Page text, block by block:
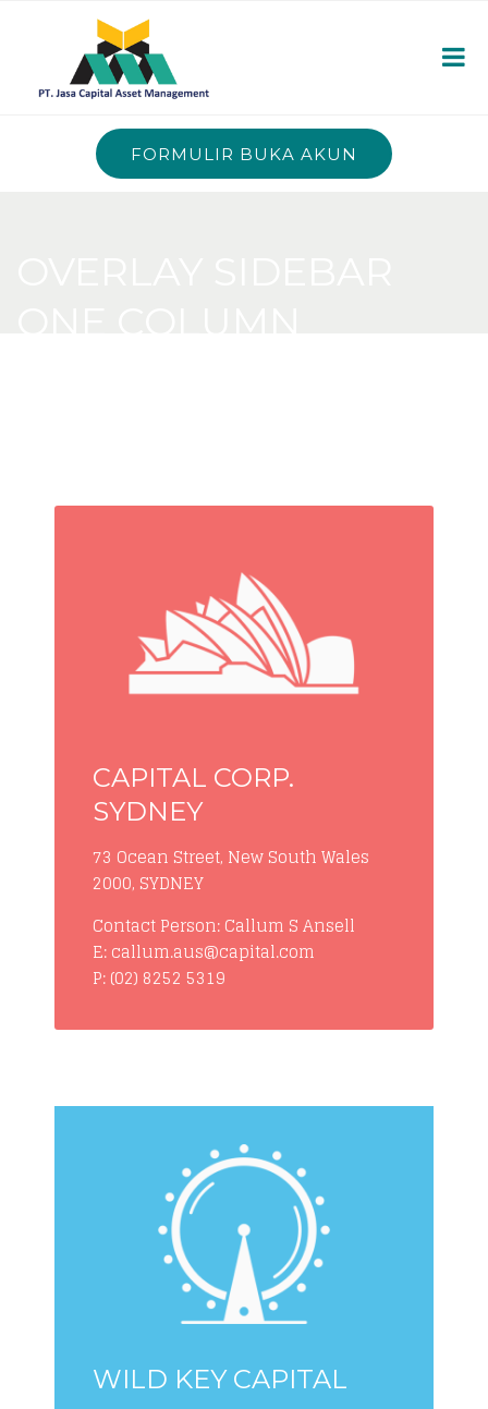
FORMULIR BUKA AKUN
CAPITAL CORP.
SYDNEY
73 Ocean Street, New South Wales
2000, SYDNEY
Contact Person: Callum S Ansell
E: callum.aus@capital.com
P: (02) 8252 5319
WILD KEY CAPITAL